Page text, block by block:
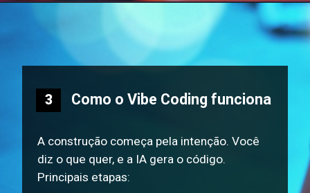
Como o Vibe Coding funciona
A construção começa pela intenção. Você
diz o que quer, e a IA gera o código.
Principais etapas:
3